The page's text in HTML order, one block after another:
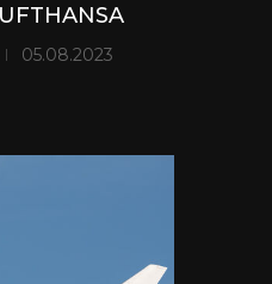
05.08.2023